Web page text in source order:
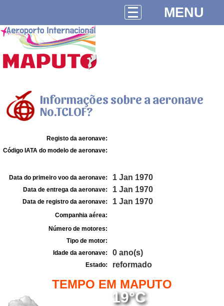
MENU
Informações sobre a aeronave
No.TCLOF?
Registo da aeronave:
Código IATA do modelo de aeronave:
Data do primeiro voo da aeronave: 1 Jan 1970
Data de entrega da aeronave: 1 Jan 1970
Data de registro da aeronave: 1 Jan 1970
Companhia aérea:
Número de motores:
Tipo de motor:
Idade da aeronave:
0 ano(s)
Estado: reformado
TEMPO EM MAPUTO
19°C